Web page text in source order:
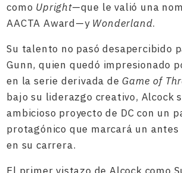
como Upright—que le valió una
AACTA Award—y Wonderland.
Su talento no pasó desapercibido
Gunn, quien quedó impresionado
en la serie derivada de Game of
bajo su liderazgo creativo, Alcock
ambicioso proyecto de DC con un
protagónico que marcará un antes
en su carrera.